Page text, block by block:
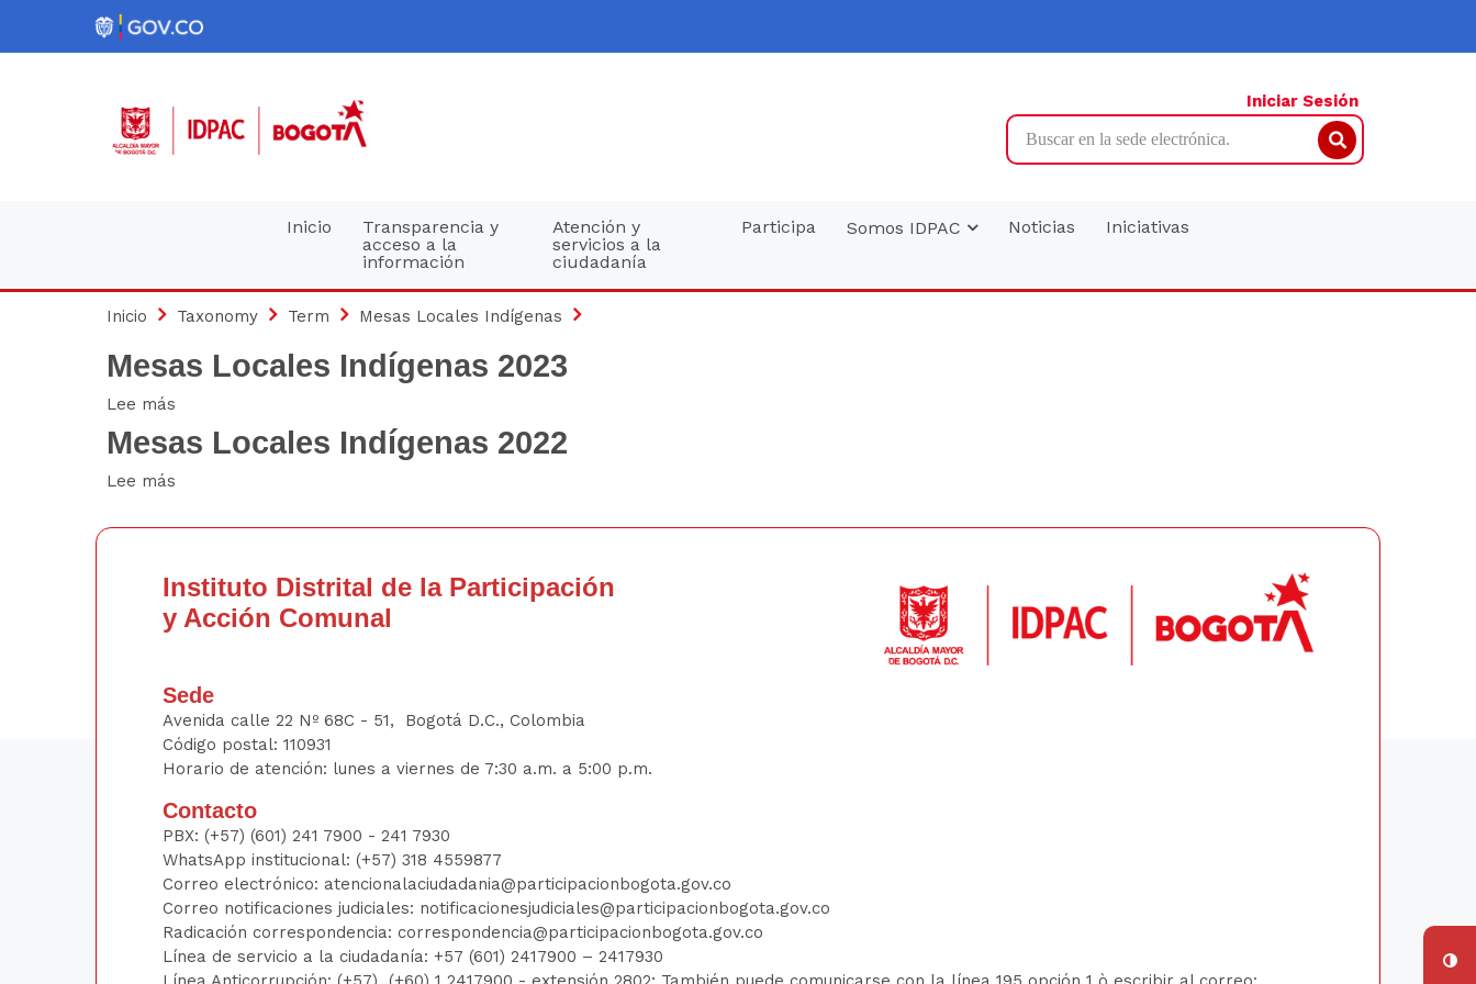
Iniciar Sesión
Search
Inicio
Transparencia y
acceso a la
información
Atención y
servicios a la
ciudadanía
Participa Somos IDPAC Noticias Iniciativas
Inicio Taxonomy Term Mesas Locales Indígenas
Mesas Locales Indígenas 2023
Lee más
Mesas
Locales
Mesas Locales Indígenas 2022
Lee más
Locales
2022
Instituto Distrital de la Participación
y Acción Comunal
Sede
Avenida calle 22 Nº 68C - 51, Bogotá D.C., Colombia
Código postal: 110931
Horario de atención: lunes a viernes de 7:30 a.m. a 5:00 p.m.
Contacto
PBX: (+57) (601) 241 7900 - 241 7930
WhatsApp institucional: (+57) 318 4559877
Correo electrónico: atencionalaciudadania@participacionbogota.gov.co
Correo notificaciones judiciales: notificacionesjudiciales@participacionbogota.gov.co
Radicación correspondencia: correspondencia@participacionbogota.gov.co
Línea de servicio a la ciudadanía: +57 (601) 2417900 – 2417930